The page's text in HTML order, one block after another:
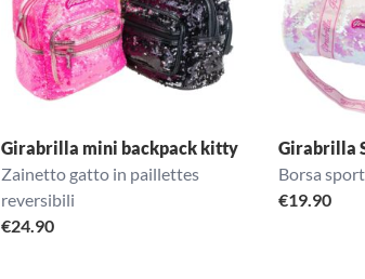
Girabrilla mini backpack kitty
Zainetto gatto in paillettes
reversibili
€24.90
Girabrilla
Borsa
€19.90